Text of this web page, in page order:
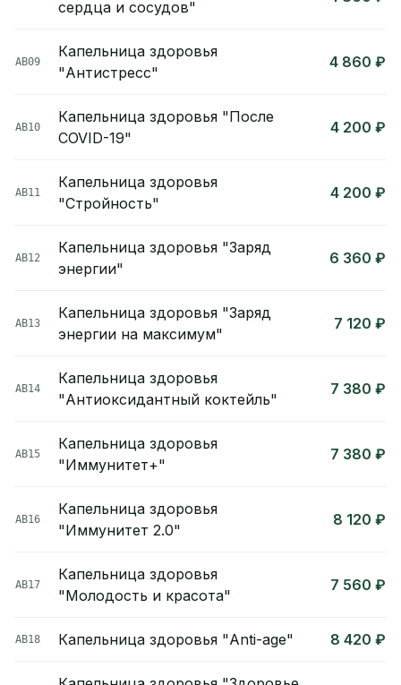
сердца и сосудов"
АВ09
Капельница здоровья
"Антистресс"
4 860 ₽
АВ10
Капельница здоровья "После
COVID-19"
4 200 ₽
АВ11
Капельница здоровья
"Стройность"
4 200 ₽
АВ12
Капельница здоровья "Заряд
энергии"
6 360 ₽
АВ13
Капельница здоровья "Заряд
энергии на максимум"
7 120 ₽
АВ14
Капельница здоровья
"Антиоксидантный коктейль"
7 380 ₽
АВ15
Капельница здоровья
"Иммунитет+"
7 380 ₽
АВ16
Капельница здоровья
"Иммунитет 2.0"
8 120 ₽
АВ17
Капельница здоровья
"Молодость и красота"
7 560 ₽
АВ18 Капельница здоровья "Anti-age" 8 420 ₽